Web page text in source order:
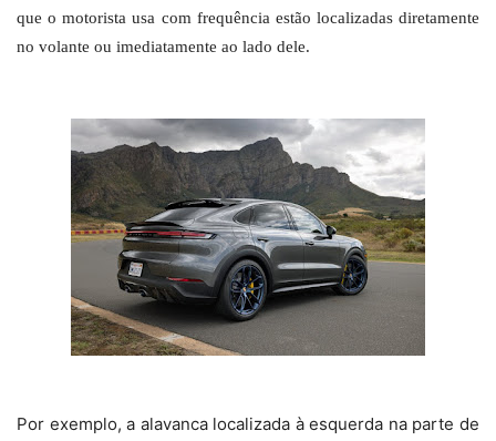
que o motorista usa com frequência estão localizadas diretamente
no volante ou imediatamente ao lado dele.
Por exemplo, a alavanca localizada à esquerda na parte de